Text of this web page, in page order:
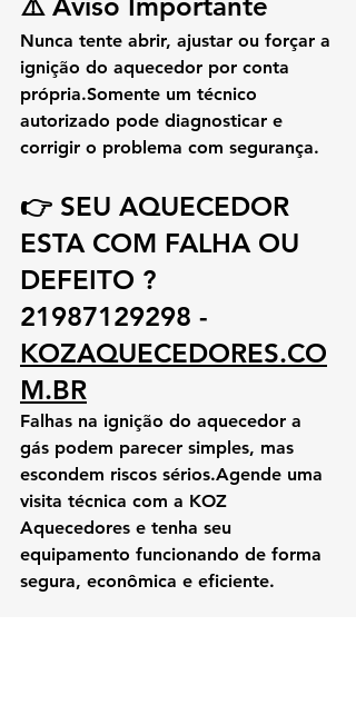
Nunca tente abrir, ajustar ou forçar a
ignição do aquecedor por conta
própria.Somente um técnico
autorizado pode diagnosticar e
corrigir o problema com segurança.
👉 SEU AQUECEDOR
ESTA COM FALHA OU
DEFEITO ?
21987129298 -
KOZAQUECEDORES.CO
M.BR
Falhas na ignição do aquecedor a
gás podem parecer simples, mas
escondem riscos sérios.Agende uma
visita técnica com a KOZ
Aquecedores e tenha seu
equipamento funcionando de forma
segura, econômica e eficiente.